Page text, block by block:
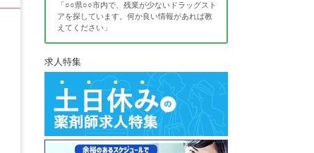
「○○県○○市内で、残業が少ないドラッグスト
アを探しています。何か良い情報があれば教
えてください」
求人特集